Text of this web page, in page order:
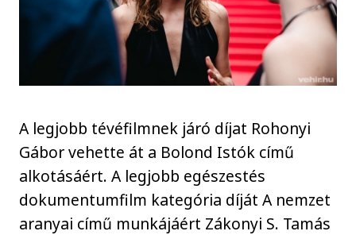
A legjobb tévéfilmnek járó díjat Rohonyi
Gábor vehette át a Bolond Istók című
alkotásáért. A legjobb egészestés
dokumentumfilm kategória díját A nemzet
aranyai című munkájáért Zákonyi S. Tamás